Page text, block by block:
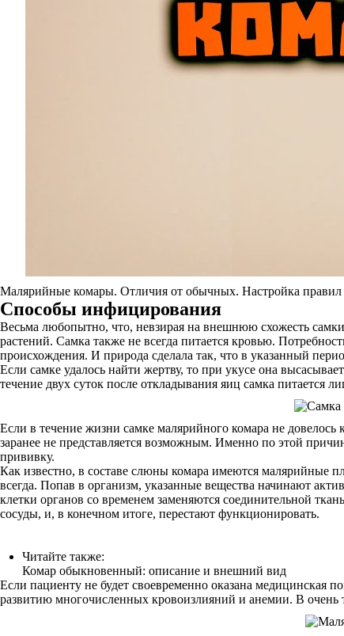
Малярийные комары. Отличия от обычных. Настройка
Способы инфицирования
Весьма любопытно, что, невзирая на внешнюю схожесть
растений. Самка также не всегда питается кровью.
происхождения. И природа сделала так, что в указанный
Если самке удалось найти жертву, то при укусе она
течение двух суток после откладывания яиц самка питается
Если в течение жизни самке малярийного комара не довелось
заранее не представляется возможным. Именно по этой
прививку.
Как известно, в составе слюны комара имеются малярийные
всегда. Попав в организм, указанные вещества начинают
клетки органов со временем заменяются соединительной
сосуды, и, в конечном итоге, перестают функционировать.
Читайте также:
Комар обыкновенный: описание и внешний вид
Если пациенту не будет своевременно оказана медицинская
развитию многочисленных кровоизлияний и анемии. В очень